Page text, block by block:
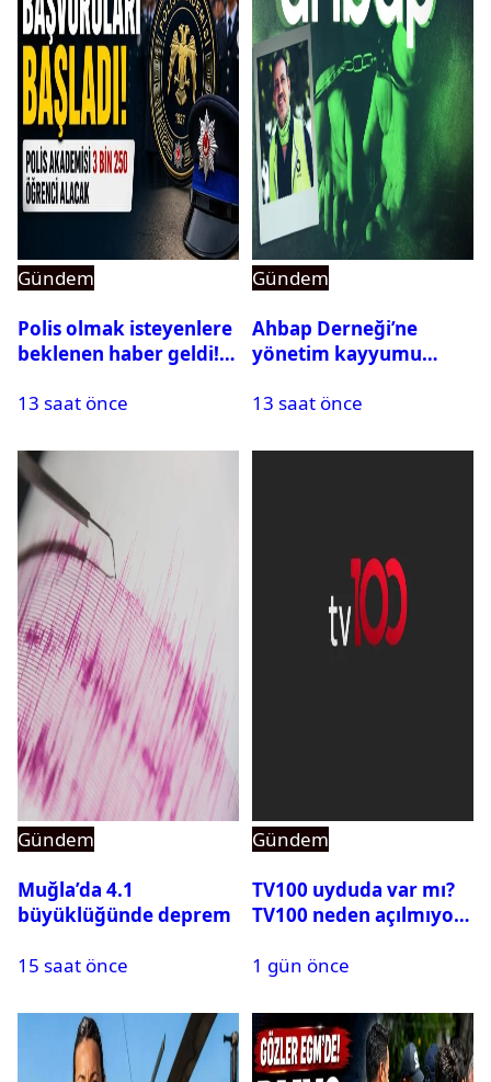
Gündem
Polis olmak isteyenlere
beklenen haber geldi!
13 saat önce
Gündem
Ahbap Derneği’ne
yönetim kayyumu
açıldı
13 saat önce
Gündem
Muğla’da 4.1
büyüklüğünde deprem
15 saat önce
Gündem
TV100 uyduda var mı?
TV100 neden açılmıyor?
1 gün önce